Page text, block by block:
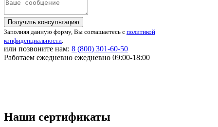
Получить консультацию
Заполняя данную форму, Вы соглашаетесь с политикой
конфиденциальности.
или позвоните нам: 8 (800) 301-60-50
Работаем ежедневно ежедневно 09:00-18:00
Наши сертификаты